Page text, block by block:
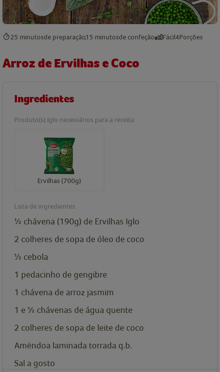
25 minutosde preparação15 minutosde confeção Fácil4Porções
Arroz de Ervilhas e Coco
Ingredientes
Produto(s) Iglo necessários para a receita
Ervilhas (700g)
Lista de ingredientes
½ chávena (190g) de Ervilhas Iglo
2 colheres de sopa de óleo de coco
½ cebola
1 pedacinho de gengibre
1 chávena de arroz jasmim
1 e ½ chávenas de água quente
2 colheres de sopa de leite de coco
Amêndoa laminada torrada q.b.
Sal a gosto